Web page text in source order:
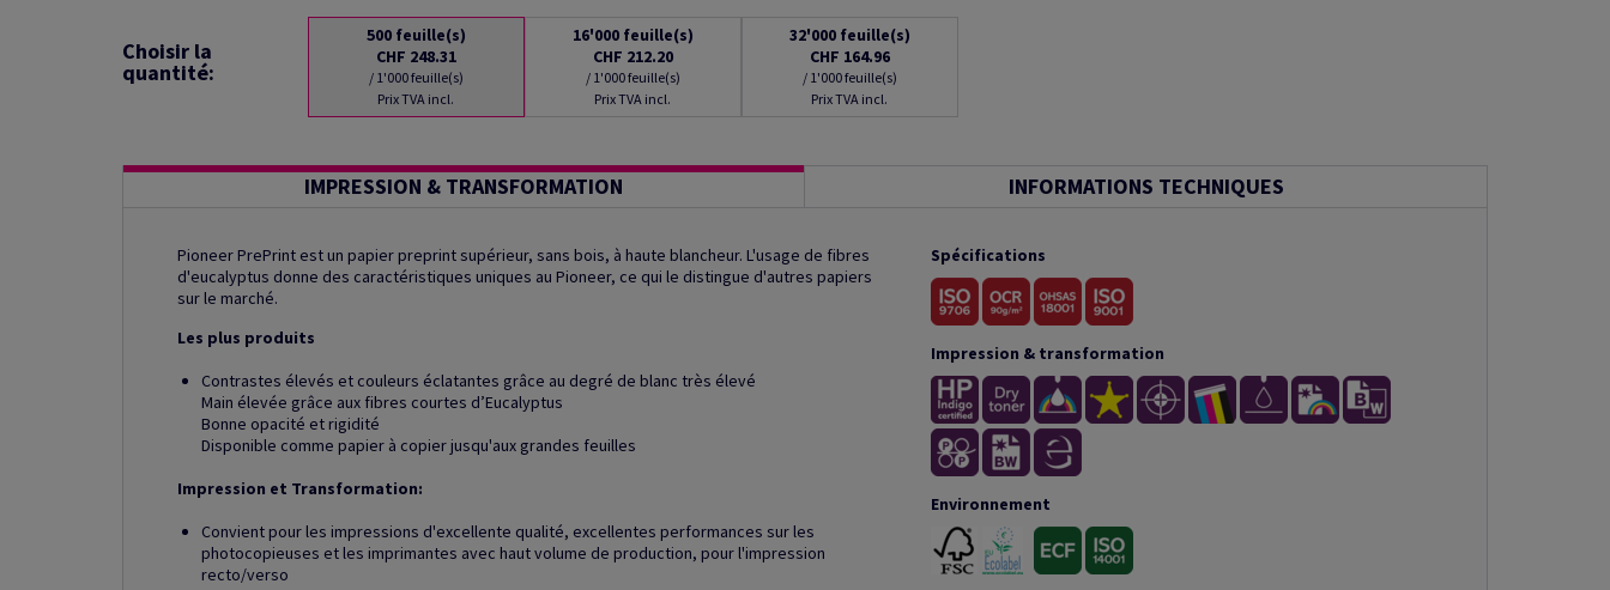
Choisir la
quantité:
500 feuille(s)
CHF 248.31
/ 1'000 feuille(s)
Prix TVA incl.
16'000 feuille(s)
CHF 212.20
/ 1'000 feuille(s)
Prix TVA incl.
32'000 feuille(s)
CHF 164.96
/ 1'000 feuille(s)
Prix TVA incl.
IMPRESSION & TRANSFORMATION INFORMATIONS TECHNIQUES
Pioneer PrePrint est un papier preprint supérieur, sans bois, à haute blancheur. L'usage de fibres
d'eucalyptus donne des caractéristiques uniques au Pioneer, ce qui le distingue d'autres papiers
sur le marché.
Les plus produits
Contrastes élevés et couleurs éclatantes grâce au degré de blanc très élevé
Main élevée grâce aux fibres courtes d’Eucalyptus
Bonne opacité et rigidité
Disponible comme papier à copier jusqu'aux grandes feuilles
Impression et Transformation:
Convient pour les impressions d'excellente qualité, excellentes performances sur les
photocopieuses et les imprimantes avec haut volume de production, pour l'impression
recto/verso
Spécifications
Impression & transformation
Environnement